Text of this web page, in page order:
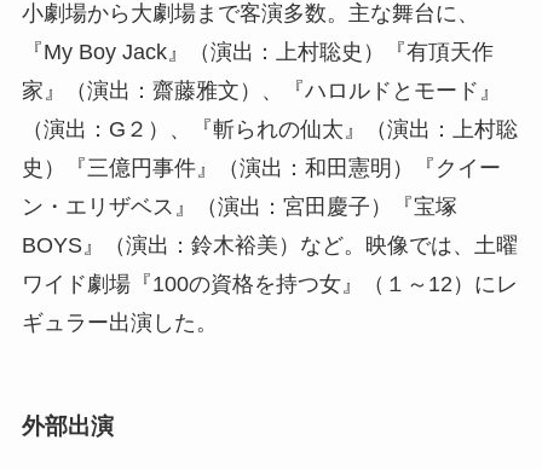
小劇場から大劇場まで客演多数。主な舞台に、
『My Boy Jack』（演出：上村聡史）『有頂天作
家』（演出：齋藤雅文）、『ハロルドとモード』
（演出：G２）、『斬られの仙太』（演出：上村聡
史）『三億円事件』（演出：和田憲明）『クイー
ン・エリザベス』（演出：宮田慶子）『宝塚
BOYS』（演出：鈴木裕美）など。映像では、土曜
ワイド劇場『100の資格を持つ女』（１～12）にレ
ギュラー出演した。
外部出演